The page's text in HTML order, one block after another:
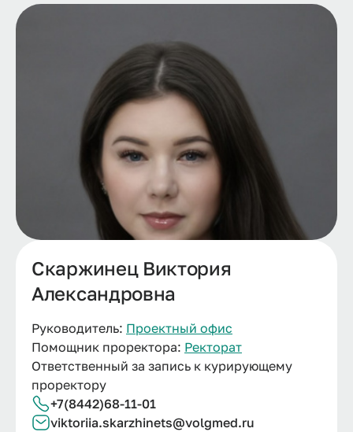
Скаржинец Виктория
Александровна
Руководитель: Проектный офис
Помощник проректора: Ректорат
Ответственный за запись к курирующему
проректору
+7(8442)68-11-01
viktoriia.skarzhinets@volgmed.ru